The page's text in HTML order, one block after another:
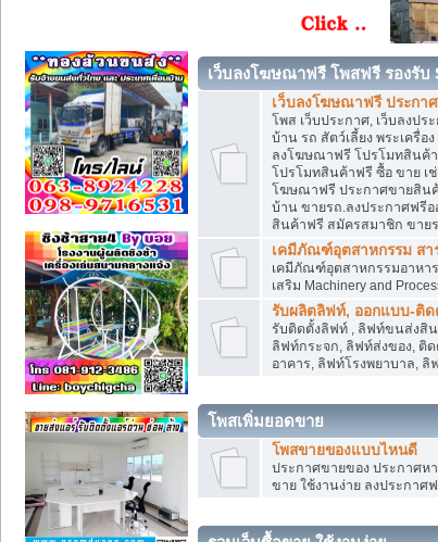
เว็บลงโฆษณาฟรี โพสฟรี รองรั
เว็บลงโฆษณาฟรี ประกา
โพส เว็บประกาศ, เว็บลงป
บ้าน รถ สัตว์เลี้ยง พระเครื่อ
ลงโฆษณาฟรี โปรโมทสินค้
โปรโมทสินค้าฟรี ซื้อ ขาย เ
โฆษณาฟรี ประกาศขายสิน
บ้าน ขายรถ.ลงประกาศฟรี
สินค้าฟรี สมัครสมาชิก ขาย
เคมีภัณฑ์อุตสาหกรรม สา
เคมีภัณฑ์อุตสาหกรรมอาหาร
เสริม Machinery and
รับผลิตลิฟท์, ออกแบบ-ติด
รับติดตั้งลิฟท์ , ลิฟท์ขนส่งสิ
ลิฟท์กระจก, ลิฟท์ส่งของ, ติ
อาคาร, ลิฟท์โรงพยาบาล,
โพสเพิ่มยอดขาย
โพสขายของแบบไหนดี
ประกาศขายของ ประกาศห
ขาย ใช้งานง่าย ลงประกาศ